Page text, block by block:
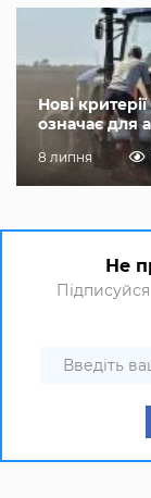
Нові
означає для
8 липня
Не